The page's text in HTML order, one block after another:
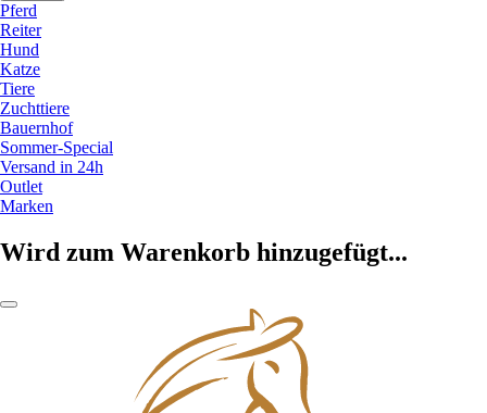
Pferd
Reiter
Hund
Katze
Tiere
Zuchttiere
Bauernhof
Sommer-Special
Versand in 24h
Outlet
Marken
Wird zum Warenkorb hinzugefügt...